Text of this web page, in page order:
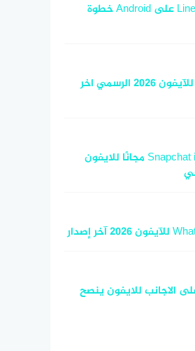
كيفية تحميل Linebet APK على Android خطوة
تحميل إنستقرام عربي للآيفون 2026 الرسمي اخر
سناب شات – تنزيل Snapchat iOS مجانًا للايفون
الاجانب للايفون ينصح